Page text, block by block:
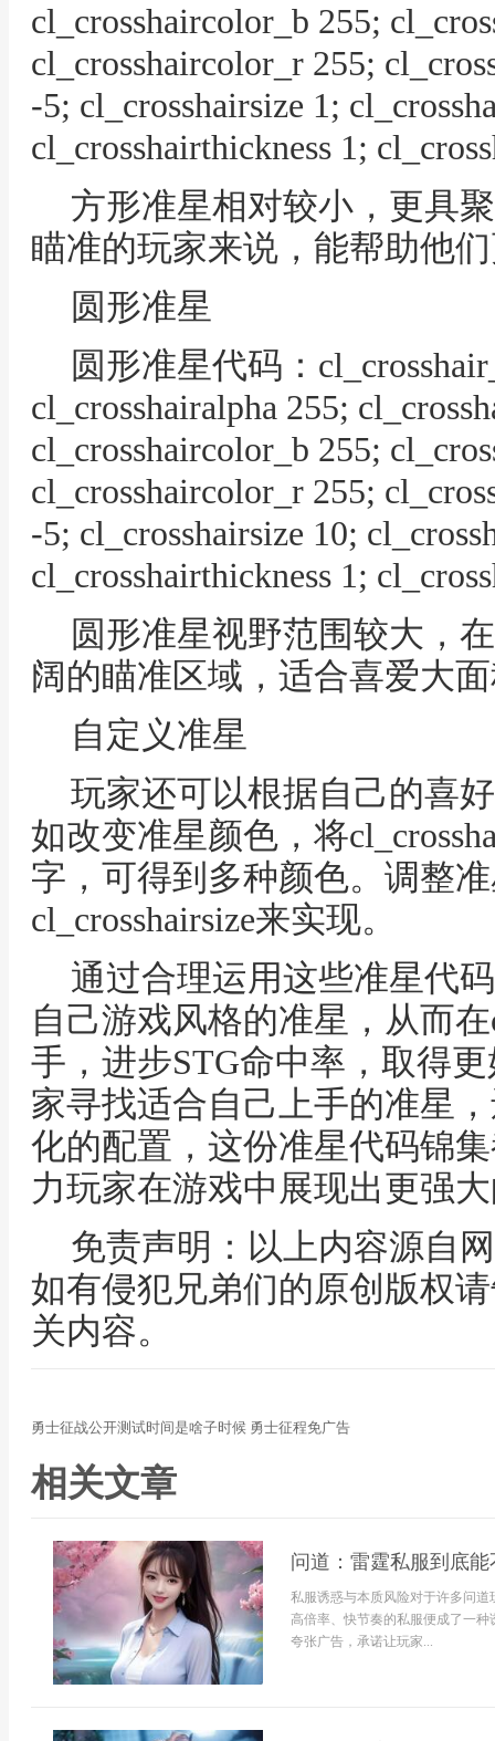
cl_crosshaircolor_b 255;
cl_crosshaircolor_r 255;
-5; cl_crosshairsize 1;
cl_crosshairthickness 1;
方形准星相对较小，更具
瞄准的玩家来说，能帮助他
圆形准星
圆形准星代码：
cl_crosshairalpha 255;
cl_crosshaircolor_b 255;
cl_crosshaircolor_r 255;
-5; cl_crosshairsize 10;
cl_crosshairthickness 1;
圆形准星视野范围较大，
阔的瞄准区域，适合喜爱大
自定义准星
玩家还可以根据自己的喜
如改变准星颜色，将
字，可得到多种颜色。调整
cl_crosshairsize来实现。
通过合理运用这些准星代
自己游戏风格的准星，从而
手，进步STG命中率，取得
家寻找适合自己上手的准星
化的配置，这份准星代码锦
力玩家在游戏中展现出更强
免责声明：以上内容源自
如有侵犯兄弟们的原创版权
关内容。
勇士征战公开测试时间是啥子时候 勇士征程免广告
相关文章
问道：雷霆私服到底
私服诱惑与本质风险对于许多问
高倍率、快节奏的私服便成了一种
夸张广告，承诺让玩家...